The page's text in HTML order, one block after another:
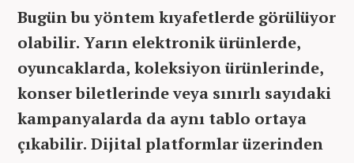
Bugün bu yöntem kıyafetlerde görülüyor
olabilir. Yarın elektronik ürünlerde,
oyuncaklarda, koleksiyon ürünlerinde,
konser biletlerinde veya sınırlı sayıdaki
kampanyalarda da aynı tablo ortaya
çıkabilir. Dijital platformlar üzerinden